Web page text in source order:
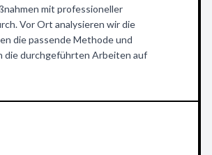
mit professioneller
Vor Ort analysieren wir die
die passende Methode und
die durchgeführten Arbeiten auf